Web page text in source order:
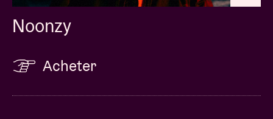
Noonzy
Acheter